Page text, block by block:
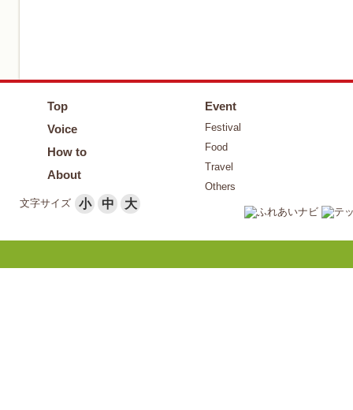
Top
Voice
How to
About
Event
Festival
Food
Travel
Others
文字サイズ
小 中 大